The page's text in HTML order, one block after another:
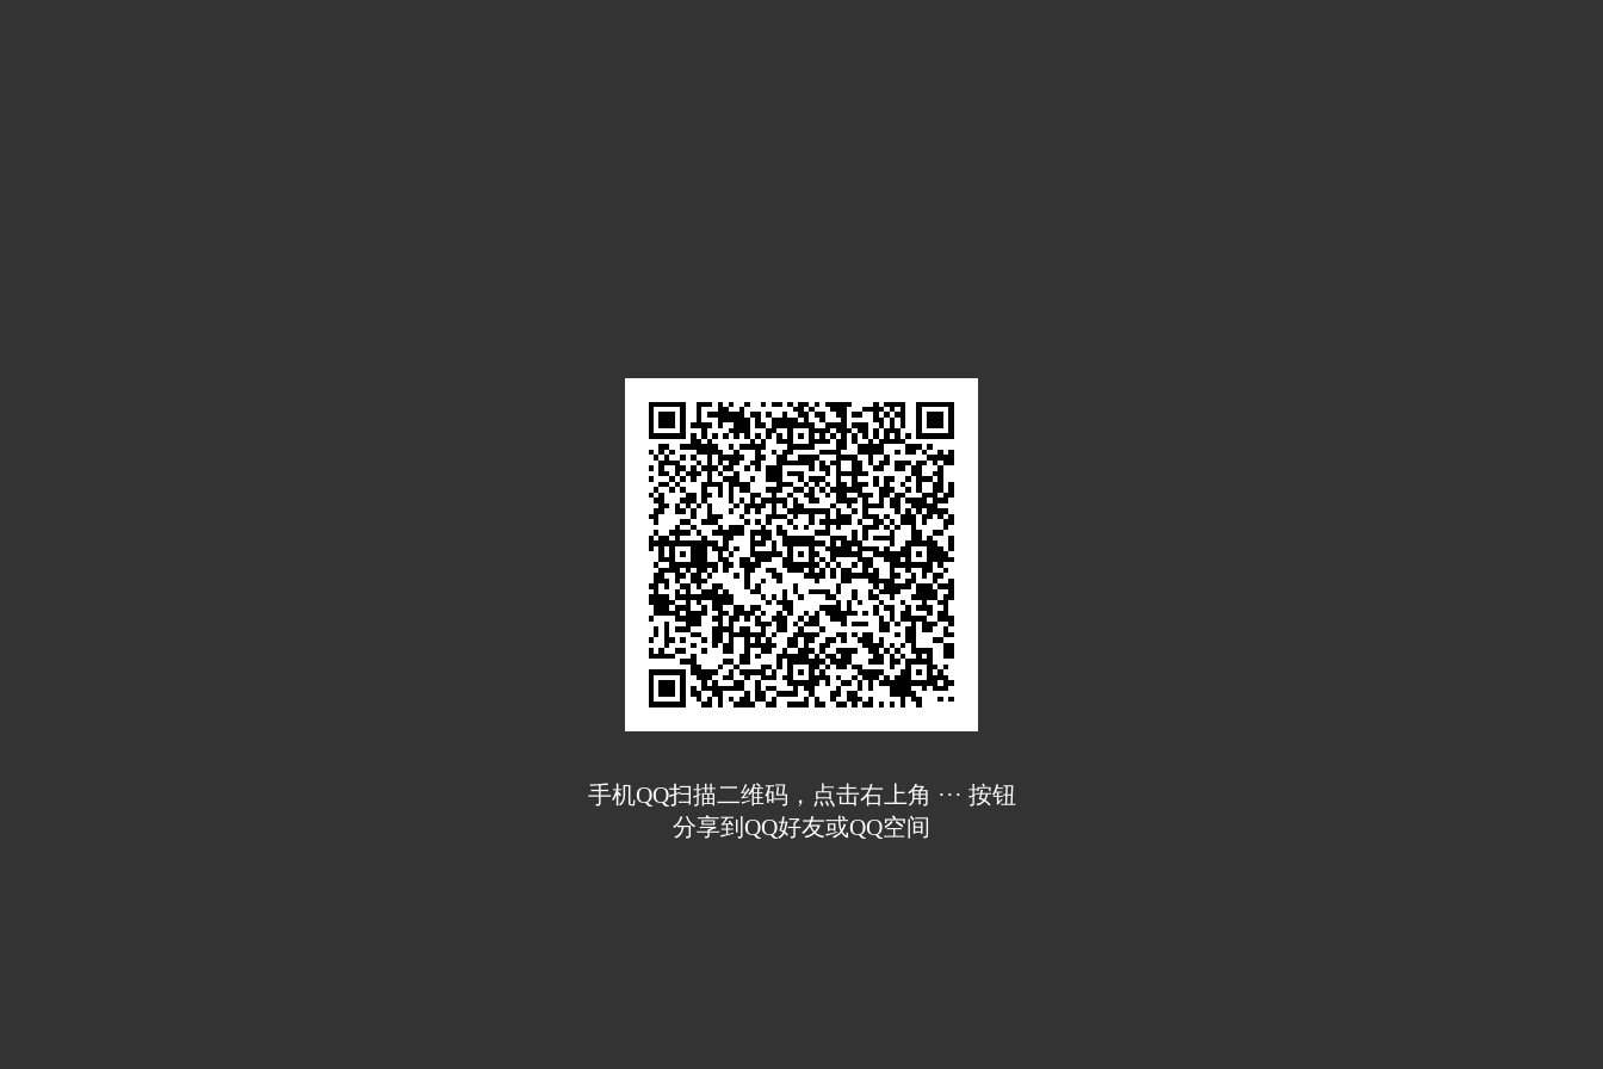
手机QQ扫描二维码，点击右上角 ··· 按钮
分享到QQ好友或QQ空间